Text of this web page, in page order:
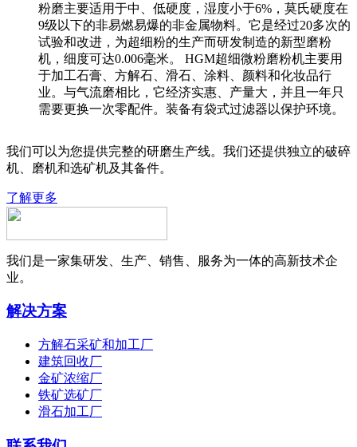
粉磨主要适用于中、低硬度，湿度小于6%，莫氏硬度在
9级以下的非易燃易爆的非金属物料。它是经过20多次的
试验和改进，为超细粉的生产而研发制造的新型磨粉
机，细度可达0.006毫米。 HGM超细微粉磨粉机主要用
于加工石膏、方解石、滑石、涂料、颜料和化妆品行
业。与气流磨相比，它经济实惠、产量大，并且一年只
需要更换一次零配件。装备有袋式过滤器以保护环境。
我们可以为您提供完整的研磨生产线。我们还提供独立的破碎
机、磨机和选矿机及其备件。
了解更多
我们是一家集研发、生产、销售、服务为一体的高新技术企
业。
解决方案
方解石采矿和加工厂
建筑回收厂
金矿浓缩厂
铁矿选矿厂
滑石加工厂